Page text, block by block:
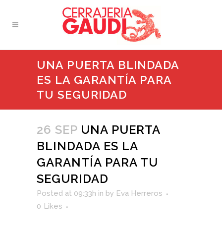
UNA PUERTA BLINDADA
ES LA GARANTÍA PARA
TU SEGURIDAD
26 SEP UNA PUERTA
BLINDADA ES LA
GARANTÍA PARA TU
SEGURIDAD
Posted at 09:33h in by Eva Herreros
0 Likes